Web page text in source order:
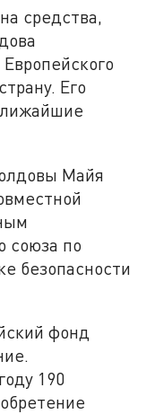
средства,
Его
Майя
союза по
безопасности
фонд
190